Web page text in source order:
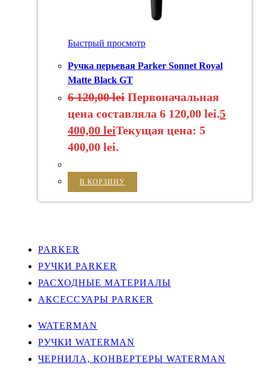
Быстрый просмотр
Ручка перьевая Parker Sonnet Royal
Matte Black GT
6 120,00lei Первоначальная
цена составляла 6 120,00 lei.5
400,00 leiТекущая цена: 5
400,00 lei.
В КОРЗИНУ
PARKER
РУЧКИ PARKER
РАСХОДНЫЕ МАТЕРИАЛЫ
АКСЕССУАРЫ PARKER
WATERMAN
РУЧКИ WATERMAN
ЧЕРНИЛА, КОНВЕРТЕРЫ WATERMAN